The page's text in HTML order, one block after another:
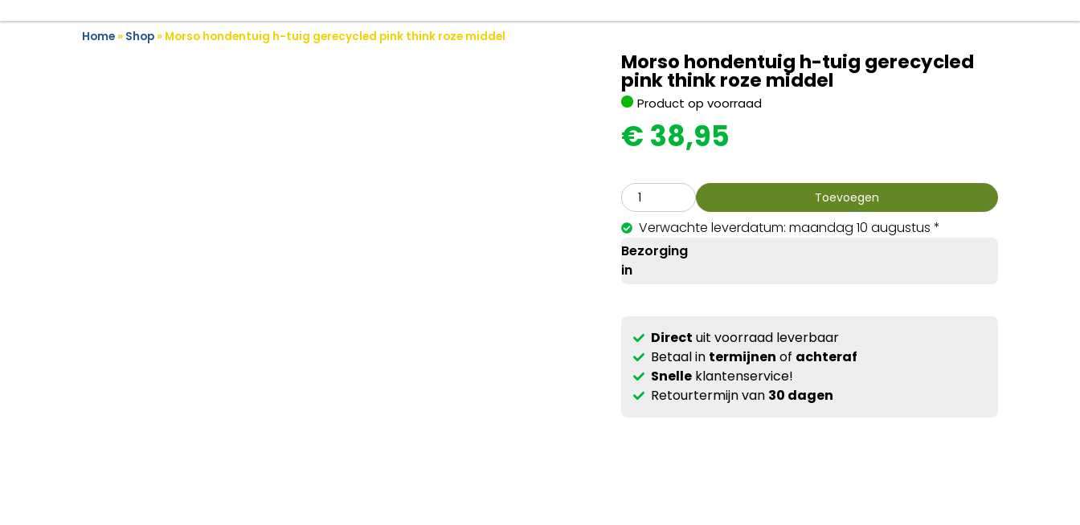
Home» Shop» Morso hondentuig h-tuig gerecycled pink think roze middel
Morso hondentuig h-tuig gerecycled
pink think roze middel
Product op voorraad
€ 38,95
Toevoegen
Verwachte leverdatum: maandag 10 augustus *
Bezorging
in
Direct uit voorraad leverbaar
Betaal in termijnen of achteraf
Snelle klantenservice!
Retourtermijn van 30 dagen